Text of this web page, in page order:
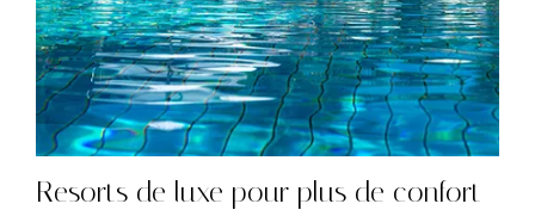
Resorts de luxe pour plus de confort